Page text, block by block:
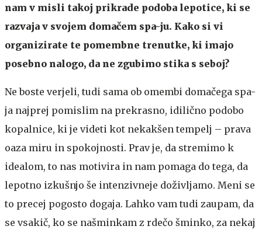
nam v misli takoj prikrade podoba lepotice, ki se
razvaja v svojem domačem spa-ju. Kako si vi
organizirate te pomembne trenutke, ki imajo
posebno nalogo, da ne zgubimo stika s seboj?
Ne boste verjeli, tudi sama ob omembi domačega spa-
ja najprej pomislim na prekrasno, idilično podobo
kopalnice, ki je videti kot nekakšen tempelj – prava
oaza miru in spokojnosti. Prav je, da stremimo k
idealom, to nas motivira in nam pomaga do tega, da
lepotno izkušnjo še intenzivneje doživljamo. Meni se
to precej pogosto dogaja. Lahko vam tudi zaupam, da
se vsakič, ko se našminkam z rdečo šminko, za nekaj